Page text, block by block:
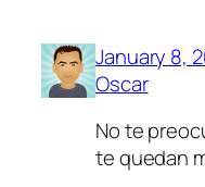
January 8,
Oscar
No te
te quedan